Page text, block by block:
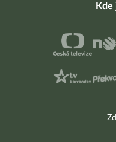
Kde